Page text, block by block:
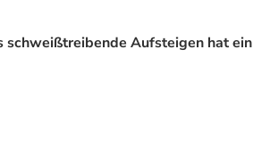
schweißtreibende Aufsteigen hat ein